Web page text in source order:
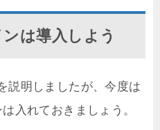
は導入しよう
説明しましたが、今度は
入れておきましょう。